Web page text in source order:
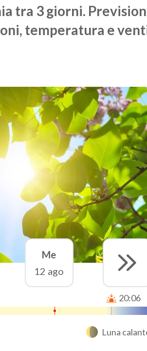
tra 3 giorni.
temperatura e
Me
12 ago
20:06
Luna